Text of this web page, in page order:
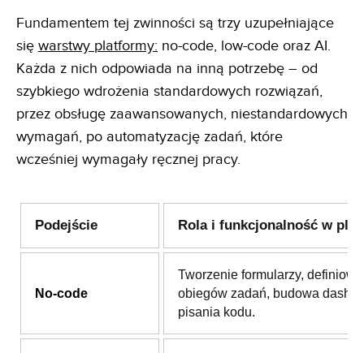
Fundamentem tej zwinności są trzy uzupełniające
się warstwy platformy: no-code, low-code oraz AI.
Każda z nich odpowiada na inną potrzebę – od
szybkiego wdrożenia standardowych rozwiązań,
przez obsługę zaawansowanych, niestandardowych
wymagań, po automatyzację zadań, które
wcześniej wymagały ręcznej pracy.
Podejście Rola i funkcjonalność w
No-code
Tworzenie formularzy,
obiegów zadań, budowa
pisania kodu.